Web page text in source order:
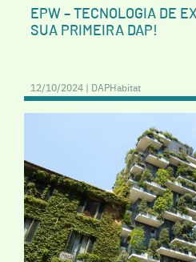
EPW – TECNOLOGIA DE
SUA PRIMEIRA DAP!
12/10/2024 | DAPHabitat